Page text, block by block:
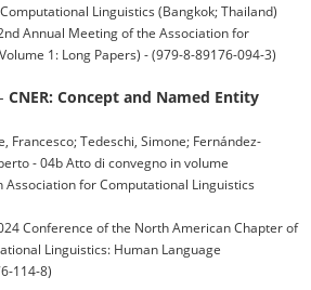
Linguistics (Bangkok; Thailand)
Annual Meeting of the Association for
1: Long Papers) - (979-8-89176-094-3)
CNER: Concept and Named Entity
Francesco; Tedeschi, Simone; Fernández-
- 04b Atto di convegno in volume
Association for Computational Linguistics
Conference of the North American Chapter of
Linguistics: Human Language
114-8)